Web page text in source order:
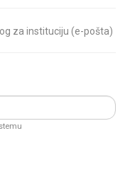
za instituciju (e-pošta)